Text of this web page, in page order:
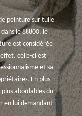
peinture sur tuile
le 88800, le
est considérée
celle-ci est
et sa
En plus
abordables du
en lui demandant